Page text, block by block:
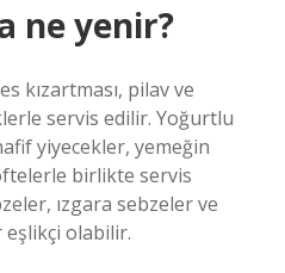
ne yenir?
kızartması, pilav ve
servis edilir. Yoğurtlu
yiyecekler, yemeğin
birlikte servis
ızgara sebzeler ve
olabilir.